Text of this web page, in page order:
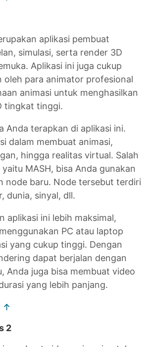
aplikasi pembuat
simulasi, serta render 3D
Aplikasi ini juga cukup
oleh para animator profesional
animasi untuk menghasilkan
tingkat tinggi.
Anda terapkan di aplikasi ini.
dalam membuat animasi,
hingga realitas virtual. Salah
MASH, bisa Anda gunakan
node baru. Node tersebut terdiri
dunia, sinyal, dll.
aplikasi ini lebih maksimal,
PC atau laptop
yang cukup tinggi. Dengan
dapat berjalan dengan
Anda juga bisa membuat video
yang lebih panjang.
↑
2